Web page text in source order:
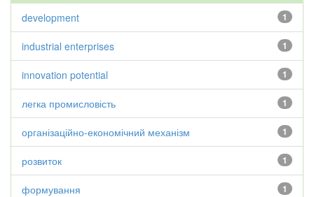
1
development
1
industrial enterprises
1
innovation potential
1
легка промисловість
1
організаційно-економічний механізм
1
розвиток
1
формування